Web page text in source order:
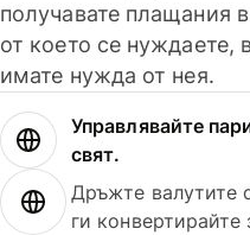
получавате плащания
от което се нуждаете,
имате нужда от нея.
Управлявайте
свят.
Дръжте валутите
ги конвертирайте